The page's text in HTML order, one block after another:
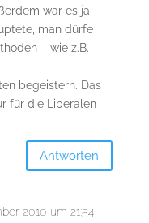
war es ja
man dürfe
– wie z.B.
begeistern. Das
für die Liberalen
Antworten
2010 um 21:54